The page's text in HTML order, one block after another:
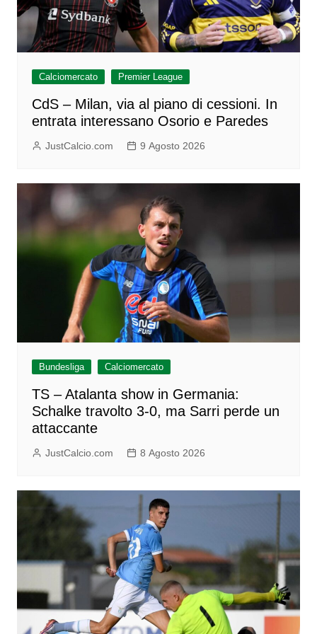
Calciomercato Premier League
CdS – Milan, via al piano di cessioni. In
entrata interessano Osorio e Paredes
JustCalcio.com 9 Agosto 2026
Bundesliga Calciomercato
TS – Atalanta show in Germania:
Schalke travolto 3-0, ma Sarri perde un
attaccante
JustCalcio.com 8 Agosto 2026